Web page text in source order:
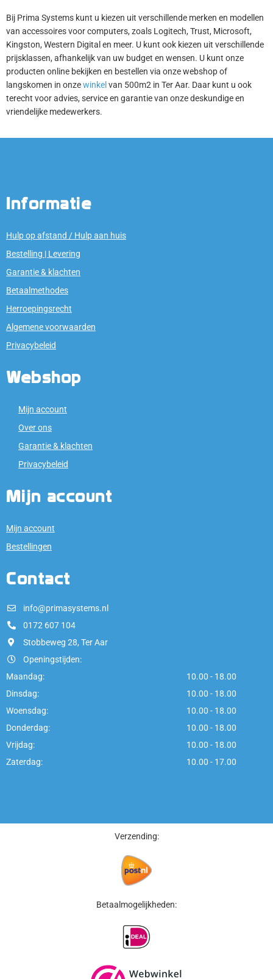
Bij Prima Systems kunt u kiezen uit verschillende merken en modellen
van accessoires voor computers, zoals Logitech, Trust, Microsoft,
Kingston, Western Digital en meer. U kunt ook kiezen uit verschillende
prijsklassen, afhankelijk van uw budget en wensen. U kunt onze
producten online bekijken en bestellen via onze webshop of
langskomen in onzewinkel van 500m2 in Ter Aar. Daar kunt u ook
terecht voor advies, service en garantie van onze deskundige en
vriendelijke medewerkers.
Informatie
Hulp op afstand / Hulp aan huis
Bestelling | Levering
Garantie & klachten
Betaalmethodes
Herroepingsrecht
Algemene voorwaarden
Privacybeleid
Webshop
Mijn account
Over ons
Garantie & klachten
Privacybeleid
Mijn account
Mijn account
Bestellingen
Contact
info@primasystems.nl
0172 607 104
Stobbeweg 28, Ter Aar
Openingstijden:
Maandag:
10.00 - 18.00
Dinsdag:
10.00 - 18.00
Woensdag:
10.00 - 18.00
Donderdag:
10.00 - 18.00
Vrijdag:
10.00 - 18.00
Zaterdag:
10.00 - 17.00
Verzending:
Betaalmogelijkheden: